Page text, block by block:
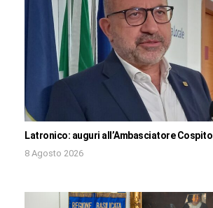
Latronico: auguri all’Ambasciatore Cospito
8 Agosto 2026